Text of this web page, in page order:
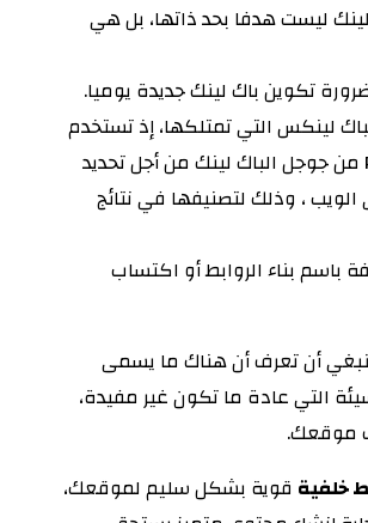
ليست هدفا بحد ذاتها، بل هي
تكوين باك لينك جديدة يوميا.
لينكس التي تمتلكها، إذ تستخدم
خوارزمية PageRank من جوجل الباك لينك من أجل تحديد
، وذلك لتصنيفها في نتائج
باسم بناء الروابط أو اكتساب
أن تعرف أن هناك ما يسمى
التي عادة ما تكون غير مفيدة،
موقعك.
خلفية قوية بشكل سليم لموقعك،